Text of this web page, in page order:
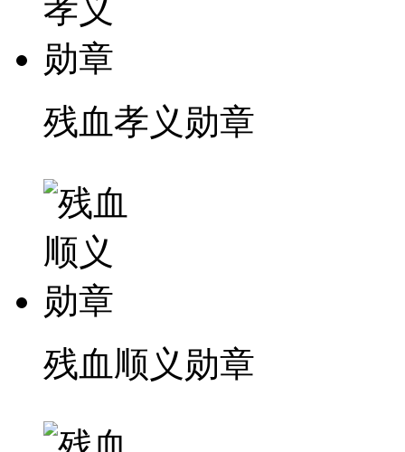
残血孝义勋章
残血顺义勋章